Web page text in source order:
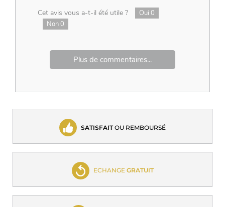
Cet avis vous a-t-il été utile ?
Oui 0
Non0
Plus de commentaires...
SATISFAITOU REMBOURSÉ
ECHANGE GRATUIT